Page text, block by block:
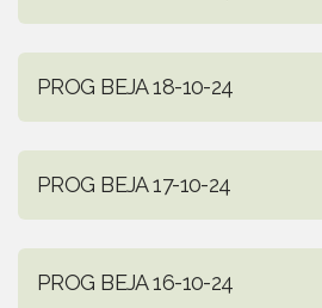
PROG BEJA 18-10-24
PROG BEJA 17-10-24
PROG BEJA 16-10-24